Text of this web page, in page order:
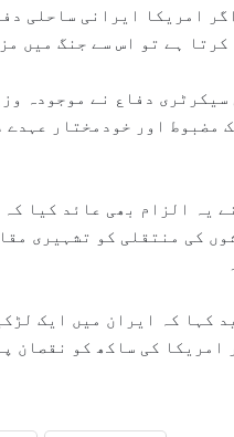
امریکا ایرانی ساحلی
کرتا ہے تو اس سے جنگ میں
سیکرٹری دفاع نے موجودہ
مضبوط اور خودمختار
یہ الزام بھی عائد کیا
کی منتقلی کو تشہیری
کہا کہ ایران میں ایک
امریکا کی ساکھ کو نقصان